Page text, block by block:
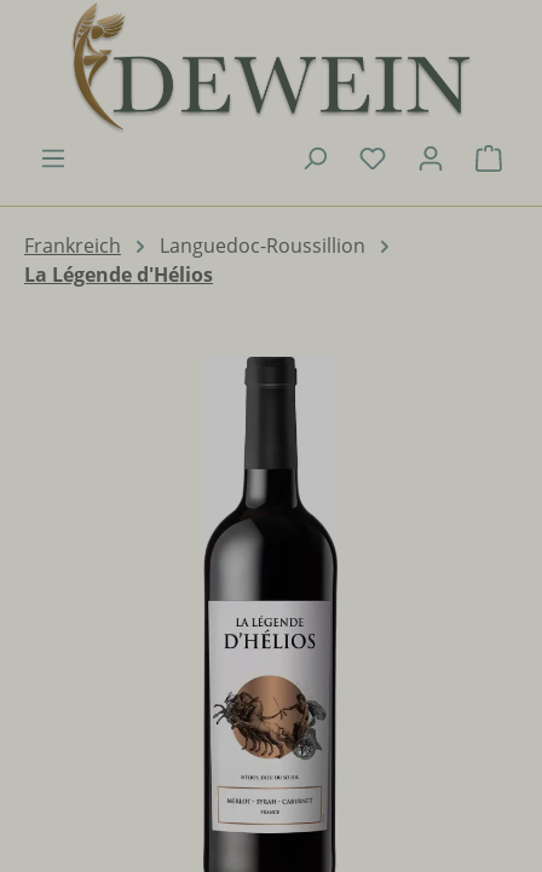
Zum Hauptinhalt springen
Du hast 0
Frankreich
Languedoc-Roussillion
La Légende d'Hélios